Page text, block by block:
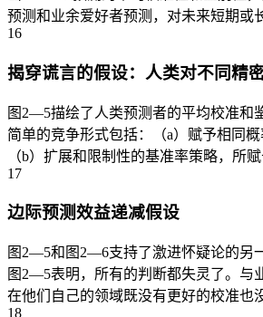
预测和业余爱好者预测，对未来短期或
16
揭穿谎言的假设：人类对不同精
图2—5描绘了人类预测者的平均校准和
简单的竞争形式包括：（a）赋予相同概
（b）扩展和限制性的基准率策略，所
17
边际预测效益递减假设
图2—5和图2—6支持了激进怀疑论的另
图2—5表明，所有的判断都失灵了。与
在他们自己的领域既没有更好的校准也
18